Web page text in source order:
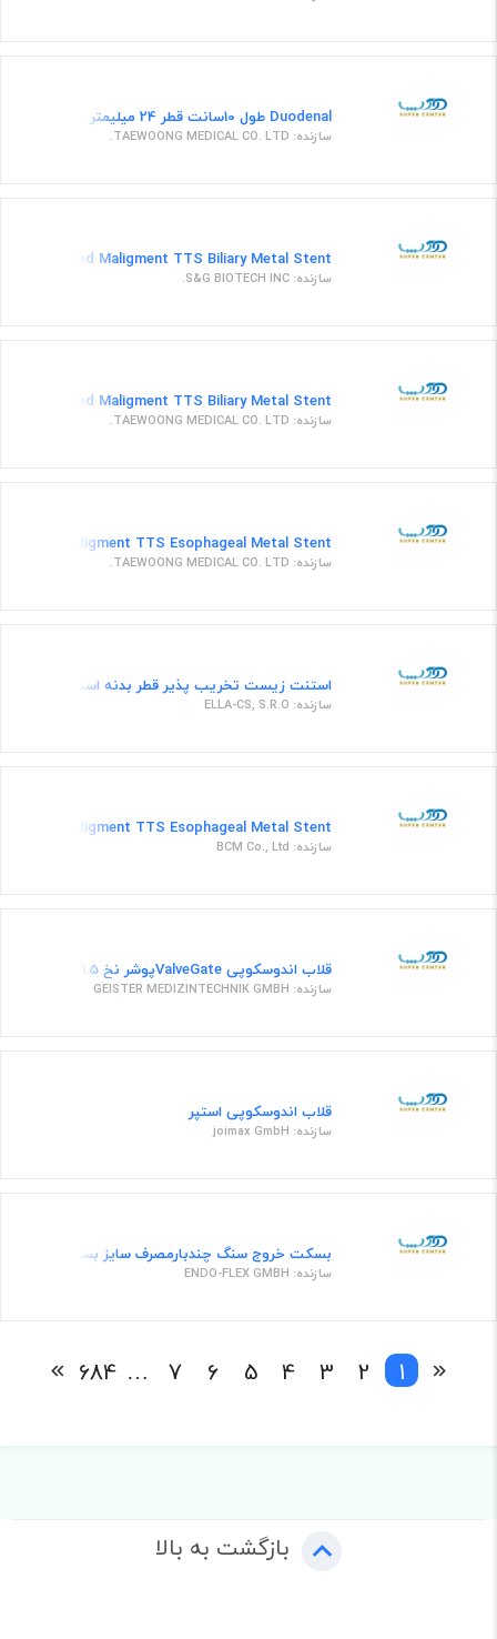
Duodenal طول 10سانت قطر 24 میلیمتر
سازنده: TAEWOONG MEDICAL CO. LTD.
Covered Maligment TTS Biliary Metal Stent استنت گوارشی بیلیاری کاورد 80*10
سازنده: S&G BIOTECH INC.
Covered Maligment TTS Biliary Metal Stent طول استنت 8سانتیمتر و قطر 10میلیمتر
سازنده: TAEWOONG MEDICAL CO. LTD.
Covered Maligment TTS Esophageal Metal Stent طول استنت 18 سانتی متر و قطر 28 میلیمتر
سازنده: TAEWOONG MEDICAL CO. LTD.
استنت زیست تخریب پذیر قطر بدنه استنت 25 میلی متر ، قطر دهانه استنت 31 میلی متر، طول استنت 135 میلی متر
سازنده: ELLA-CS, S.R.O
Covered Maligment TTS Esophageal Metal Stent استنت فلزی مری فول کاور
سازنده: BCM Co., Ltd
قلاب اندوسکوپی ValveGateپوشر نخ 31.5 سانت
سازنده: GEISTER MEDIZINTECHNIK GMBH
قلاب اندوسکوپی استپر
سازنده: joimax GmbH
بسکت خروج سنگ چندبارمصرف سایز بسکت 50میلیمتر طول کتتر 200سانتی متر
سازنده: ENDO-FLEX GMBH
1
2
3
4
5
6
7
…
684
بازگشت به بالا